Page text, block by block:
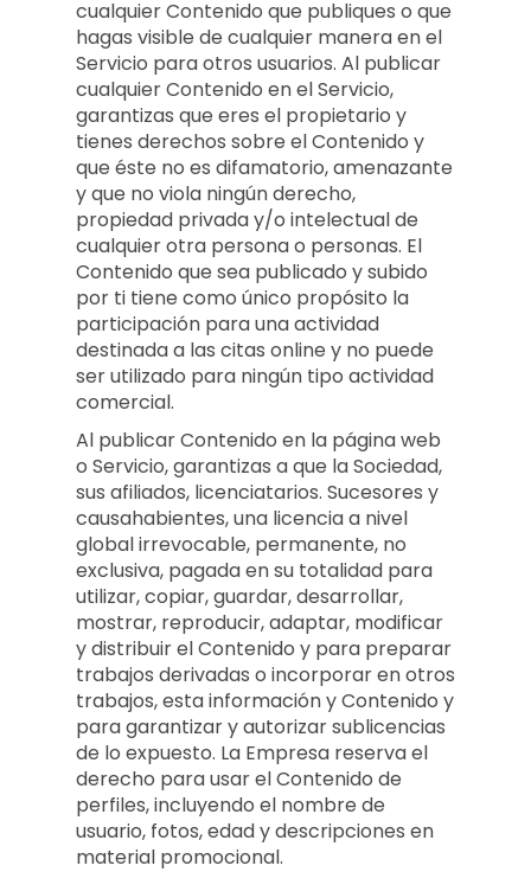
cualquier Contenido que publiques o que
hagas visible de cualquier manera en el
Servicio para otros usuarios. Al publicar
cualquier Contenido en el Servicio,
garantizas que eres el propietario y
tienes derechos sobre el Contenido y
que éste no es difamatorio, amenazante
y que no viola ningún derecho,
propiedad privada y/o intelectual de
cualquier otra persona o personas. El
Contenido que sea publicado y subido
por ti tiene como único propósito la
participación para una actividad
destinada a las citas online y no puede
ser utilizado para ningún tipo actividad
comercial.
Al publicar Contenido en la página web
o Servicio, garantizas a que la Sociedad,
sus afiliados, licenciatarios. Sucesores y
causahabientes, una licencia a nivel
global irrevocable, permanente, no
exclusiva, pagada en su totalidad para
utilizar, copiar, guardar, desarrollar,
mostrar, reproducir, adaptar, modificar
y distribuir el Contenido y para preparar
trabajos derivadas o incorporar en otros
trabajos, esta información y Contenido y
para garantizar y autorizar sublicencias
de lo expuesto. La Empresa reserva el
derecho para usar el Contenido de
perfiles, incluyendo el nombre de
usuario, fotos, edad y descripciones en
material promocional.